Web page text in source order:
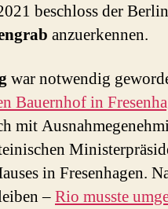
beschloss der
anzuerkennen.
war notwendig
Bauernhof in
mit
in Fresenhagen.
–Rio musste